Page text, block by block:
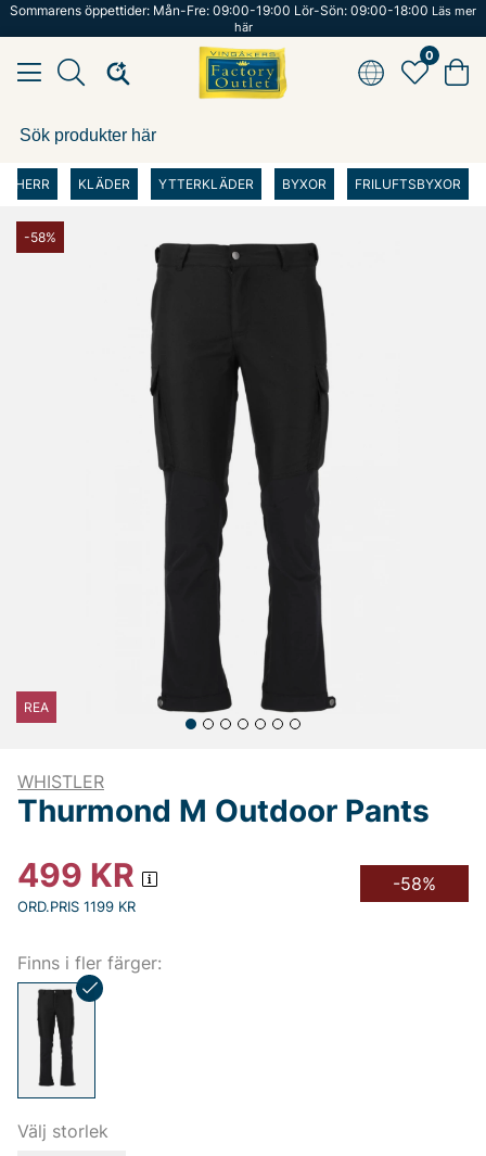
Sommarens öppettider: Mån-Fre: 09:00-19:00 Lör-Sön: 09:00-18:00 Läs mer
här
0
HERR KLÄDER YTTERKLÄDER BYXOR FRILUFTSBYXOR
-58%
REA
WHISTLER
Thurmond M Outdoor Pants
499 KR
ORD.PRIS 1199 KR
-58%
Finns i fler färger:
Välj storlek